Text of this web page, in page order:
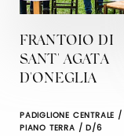
FRANTOIO DI
SANT' AGATA
D'ONEGLIA
PADIGLIONE CENTRALE /
PIANO TERRA / D/6